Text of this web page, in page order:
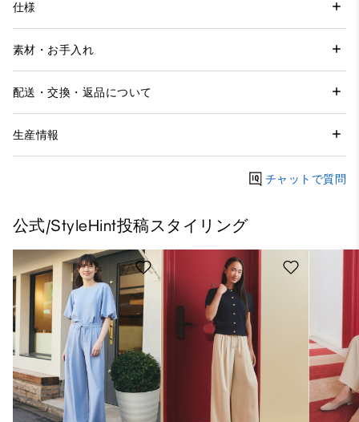
仕様
素材・お手入れ
配送・交換・返品について
生産情報
チャットで質問
公式/StyleHint投稿スタイリング